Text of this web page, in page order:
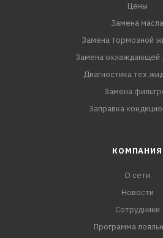
Цены
Замена масла
Замена тормозной
Замена охлаждающей
Диагностика
Замена
Заправка
КОМПАНИЯ
О сети
Новости
Сотрудники
Программа